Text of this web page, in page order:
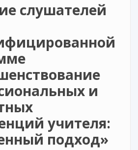
слушателей
и
учителя:
подход»